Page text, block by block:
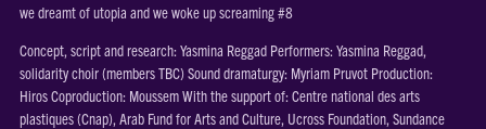
we dreamt of utopia and we woke up screaming #8
Concept, script and research: Yasmina Reggad Performers: Yasmina Reggad,
solidarity choir (members TBC) Sound dramaturgy: Myriam Pruvot Production:
Hiros Coproduction: Moussem With the support of: Centre national des arts
plastiques (Cnap), Arab Fund for Arts and Culture, Ucross Foundation, Sundance